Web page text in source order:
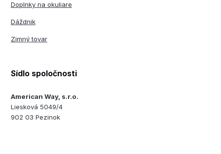
Doplnky na okuliare
Dáždnik
Zimný tovar
Sídlo spoločnosti
American Way, s.r.o.
Liesková 5049/4
902 03 Pezinok